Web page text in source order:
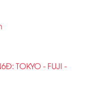
TOKYO - FUJI -